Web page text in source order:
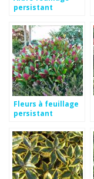
persistant
Fleurs à feuillage
persistant